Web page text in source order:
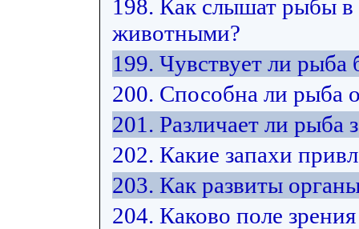
198. Как слышат рыбы в
животными?
199. Чувствует ли рыба
200. Способна ли рыба
201. Различает ли рыба
202. Какие запахи
203. Как развиты
204. Каково поле